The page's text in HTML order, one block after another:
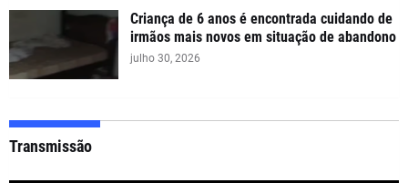
Criança de 6 anos é encontrada cuidando de
irmãos mais novos em situação de abandono
julho 30, 2026
Transmissão